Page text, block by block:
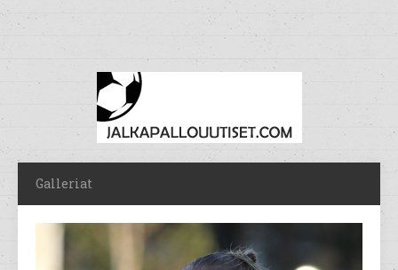
Galleriat